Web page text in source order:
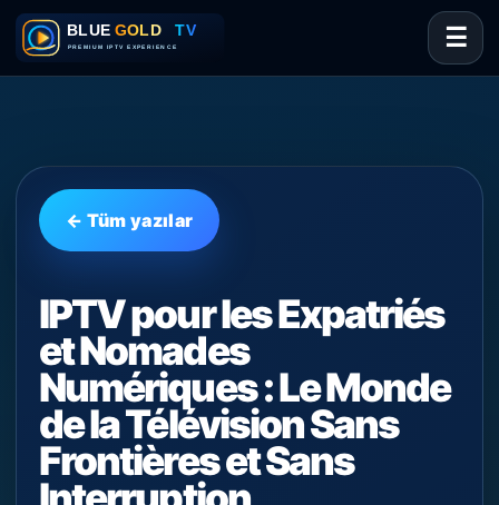
☰
← Tüm yazılar
IPTV pour les Expatriés
et Nomades
Numériques : Le Monde
de la Télévision Sans
Frontières et Sans